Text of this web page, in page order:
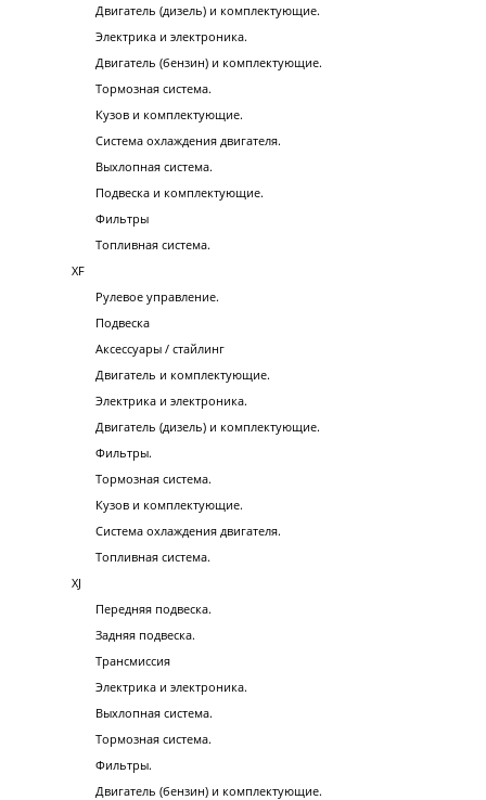
Двигатель (дизель) и комплектующие.
Электрика и электроника.
Двигатель (бензин) и комплектующие.
Тормозная система.
Кузов и комплектующие.
Система охлаждения двигателя.
Выхлопная система.
Подвеска и комплектующие.
Фильтры
Топливная система.
XF
Рулевое управление.
Подвеска
Аксессуары / стайлинг
Двигатель и комплектующие.
Электрика и электроника.
Двигатель (дизель) и комплектующие.
Фильтры.
Тормозная система.
Кузов и комплектующие.
Система охлаждения двигателя.
Топливная система.
XJ
Передняя подвеска.
Задняя подвеска.
Трансмиссия
Электрика и электроника.
Выхлопная система.
Тормозная система.
Фильтры.
Двигатель (бензин) и комплектующие.